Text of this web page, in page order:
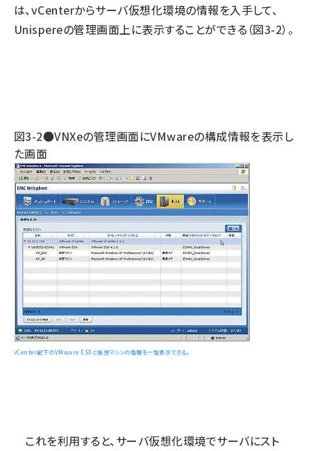
は、vCenterからサーバ仮想化環境の情報を入手して、
Unispereの管理画面上に表示することができる（図3-2）。
図3-2●VNXeの管理画面にVMwareの構成情報を表示し
た画面
vCenter配下のVMware ESXと仮想マシンの情報を一覧表示できる。
これを利用すると、サーバ仮想化環境でサーバにスト